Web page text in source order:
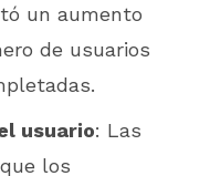
un aumento
de usuarios
usuario: Las
los